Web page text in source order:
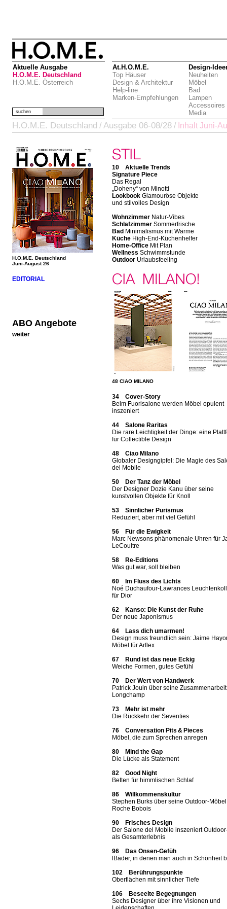
Aktuelle Ausgabe
H.O.M.E. Deutschland
H.O.M.E. Österreich
At.H.O.M.E.
Top Häuser
Design & Architektur
Help-line
Marken-Empfehlungen
Design-
Neuheiten
Möbel
Bad
Lampen
Accessoires
Media
suchen
H.O.M.E. Deutschland / Ausgabe 06-08/28 / Inhalt Juni-
H.O.M.E. Deutschland
Juni-August 26
EDITORIAL
ABO Angebote
weiter
10 Aktuelle Trends
Signature Piece
Das Regal
„Doheny“ von Minotti
Lookbook Glamouröse Objekte
und stilvolles Design
Wohnzimmer Natur-Vibes
Schlafzimmer Sommerfrische
Bad Minimalismus mit Wärme
Küche High-End-Küchenhelfer
Home-Office Mit Plan
Wellness Schwimmstunde
Outdoor Urlaubsfeeling
48 CIAO MILANO
34 Cover-Story
Beim Fuorisalone werden Möbel opulent
inszeniert
44 Salone Raritas
Die rare Leichtigkeit der Dinge: eine
für Collectible Design
48 Ciao Milano
Globaler Designgipfel: Die Magie des
del Mobile
50 Der Tanz der Möbel
Der Designer Dozie Kanu über seine
kunstvollen Objekte für Knoll
53 Sinnlicher Purismus
Reduziert, aber mit viel Gefühl
56 Für die Ewigkeit
Marc Newsons phänomenale Uhren für
LeCoultre
58 Re-Editions
Was gut war, soll bleiben
60 Im Fluss des Lichts
Noé Duchaufour-Lawrances
für Dior
62 Kanso: Die Kunst der Ruhe
Der neue Japonismus
64 Lass dich umarmen!
Design muss freundlich sein: Jaime
Möbel für Arflex
67 Rund ist das neue Eckig
Weiche Formen, gutes Gefühl
70 Der Wert von Handwerk
Patrick Jouin über seine
Longchamp
73 Mehr ist mehr
Die Rückkehr der Seventies
76 Conversation Pits & Pieces
Möbel, die zum Sprechen anregen
80 Mind the Gap
Die Lücke als Statement
82 Good Night
Betten für himmlischen Schlaf
86 Willkommenskultur
Stephen Burks über seine Outdoor-
Roche Bobois
90 Frisches Design
Der Salone del Mobile inszeniert
als Gesamterlebnis
96 Das Onsen-Gefüh
lBäder, in denen man auch in Schönheit
102 Berührungspunkte
Oberflächen mit sinnlicher Tiefe
106 Beseelte Begegnungen
Sechs Designer über ihre Visionen und